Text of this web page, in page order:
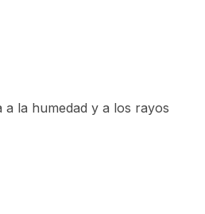
a la humedad y a los rayos